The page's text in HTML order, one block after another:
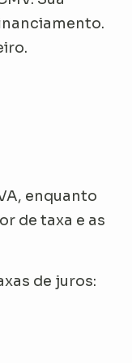
enquanto
de taxa e as
de juros: